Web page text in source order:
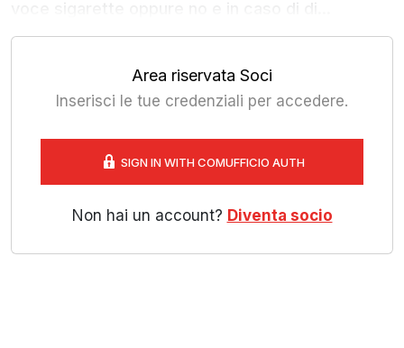
Area riservata Soci
Inserisci le tue credenziali per accedere.
SIGN IN WITH COMUFFICIO AUTH
Non hai un account? Diventa socio